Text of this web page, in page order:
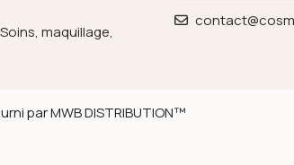
maquillage,
par MWB DISTRIBUTION™